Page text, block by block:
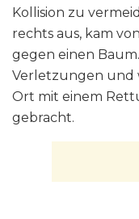
Kollision zu
rechts aus, kam
gegen einen
Verletzungen und
Ort mit einem
gebracht.